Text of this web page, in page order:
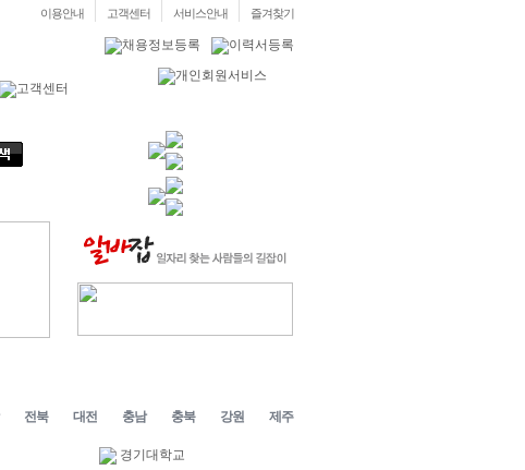
이용안내 고객센터 서비스안내 즐겨찾기
전북 대전 충남 충북 강원 제주
경기대학교